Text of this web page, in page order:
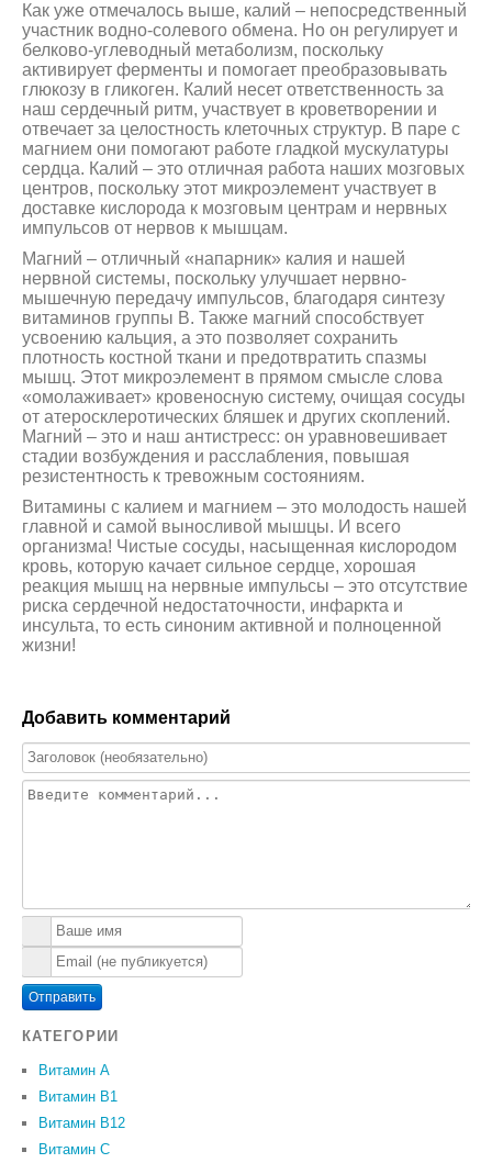
Как уже отмечалось выше, калий – непосредственный
участник водно-солевого обмена. Но он регулирует и
белково-углеводный метаболизм, поскольку
активирует ферменты и помогает преобразовывать
глюкозу в гликоген. Калий несет ответственность за
наш сердечный ритм, участвует в кроветворении и
отвечает за целостность клеточных структур. В паре с
магнием они помогают работе гладкой мускулатуры
сердца. Калий – это отличная работа наших мозговых
центров, поскольку этот микроэлемент участвует в
доставке кислорода к мозговым центрам и нервных
импульсов от нервов к мышцам.
Магний – отличный «напарник» калия и нашей
нервной системы, поскольку улучшает нервно-
мышечную передачу импульсов, благодаря синтезу
витаминов группы В. Также магний способствует
усвоению кальция, а это позволяет сохранить
плотность костной ткани и предотвратить спазмы
мышц. Этот микроэлемент в прямом смысле слова
«омолаживает» кровеносную систему, очищая сосуды
от атеросклеротических бляшек и других скоплений.
Магний – это и наш антистресс: он уравновешивает
стадии возбуждения и расслабления, повышая
резистентность к тревожным состояниям.
Витамины с калием и магнием – это молодость нашей
главной и самой выносливой мышцы. И всего
организма! Чистые сосуды, насыщенная кислородом
кровь, которую качает сильное сердце, хорошая
реакция мышц на нервные импульсы – это отсутствие
риска сердечной недостаточности, инфаркта и
инсульта, то есть синоним активной и полноценной
жизни!
Добавить комментарий
Отправить
КАТЕГОРИИ
Витамин A
Витамин B1
Витамин B12
Витамин C